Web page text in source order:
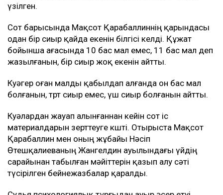
үзілген.
Сот барысында Мақсот Қарабаллиннің қарындасы
одан бір сиыр қайда екенін білгісі келді. Құжат
бойынша ағасында 10 бас мал емес, 11 бас мал деп
жазылғанын, бір сиыр жоқ екенін айтты.
Куәгер оған малды қабылдап алғанда он бас мал
болғанын, төрт сиыр емес, үш сиыр болғанын айтты.
Куәлардан жауап алынғаннан кейін сот іс
материалдарын зерттеуге көшті. Отырыста Мақсот
Қарабаллин мен оның жұбайы Нәсіп
Өтешқалиеваның Жангелдин ауылындағы үйдің
сарайынан табылған мәйіттерін қазып алу сәті
түсірілген бейнежазбалар қаралды.